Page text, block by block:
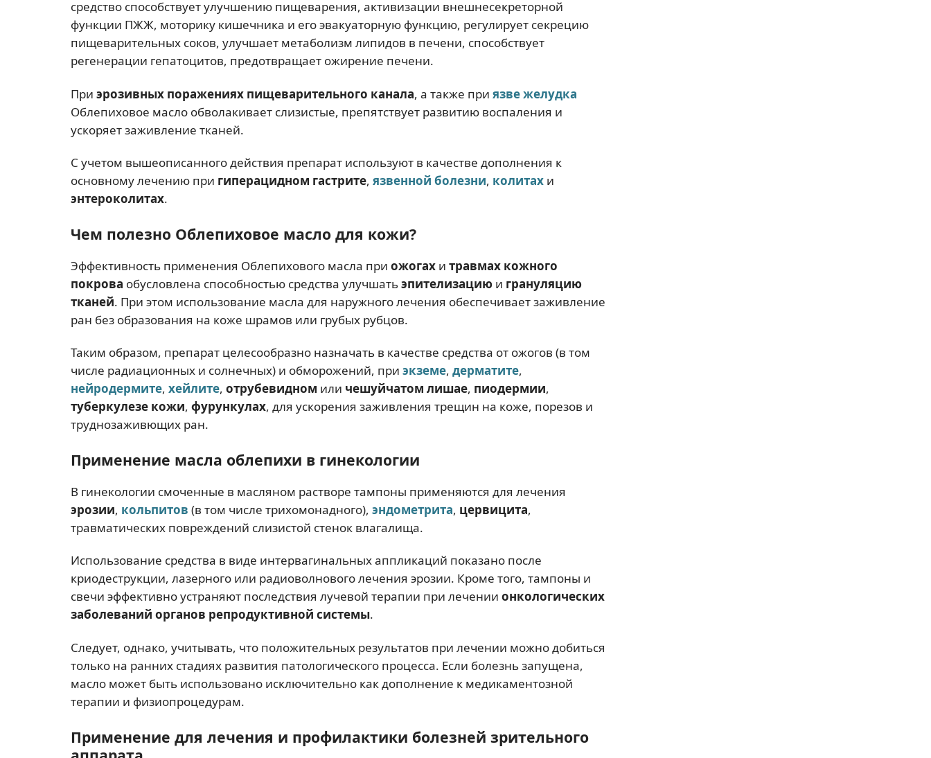
средство способствует улучшению пищеварения, активизации внешнесекреторной
функции ПЖЖ, моторику кишечника и его эвакуаторную функцию, регулирует секрецию
пищеварительных соков, улучшает метаболизм липидов в печени, способствует
регенерации гепатоцитов, предотвращает ожирение печени.
При эрозивных поражениях пищеварительного канала, а также при язве желудка
Облепиховое масло обволакивает слизистые, препятствует развитию воспаления и
ускоряет заживление тканей.
С учетом вышеописанного действия препарат используют в качестве дополнения к
основному лечению при гиперацидном гастрите, язвенной болезни, колитах и
энтероколитах.
Чем полезно Облепиховое масло для кожи?
Эффективность применения Облепихового масла при ожогах и травмах кожного
покрова обусловлена способностью средства улучшатьэпителизацию и грануляцию
тканей. При этом использование масла для наружного лечения обеспечивает заживление
ран без образования на коже шрамов или грубых рубцов.
Таким образом, препарат целесообразно назначать в качестве средства от ожогов (в том
числе радиационных и солнечных) и обморожений, при экземе, дерматите,
нейродермите, хейлите, отрубевидном или чешуйчатом лишае, пиодермии,
туберкулезе кожи, фурункулах, для ускорения заживления трещин на коже, порезов и
труднозаживющих ран.
Применение масла облепихи в гинекологии
В гинекологии смоченные в масляном растворе тампоны применяются для лечения
эрозии, кольпитов (в том числе трихомонадного), эндометрита, цервицита,
травматических повреждений слизистой стенок влагалища.
Использование средства в виде интервагинальных аппликаций показано после
криодеструкции, лазерного или радиоволнового лечения эрозии. Кроме того, тампоны и
свечи эффективно устраняют последствия лучевой терапии при лечении онкологических
заболеваний органов репродуктивной системы.
Следует, однако, учитывать, что положительных результатов при лечении можно добиться
только на ранних стадиях развития патологического процесса. Если болезнь запущена,
масло может быть использовано исключительно как дополнение к медикаментозной
терапии и физиопроцедурам.
Применение для лечения и профилактики болезней зрительного